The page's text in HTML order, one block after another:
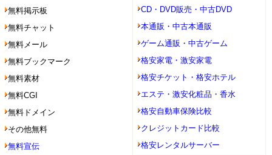
無料掲示板
無料チャット
無料メール
無料ブックマーク
無料素材
無料CGI
無料ドメイン
その他無料
無料宣伝
CD・DVD販売・中古DVD
本通販・中古本通販
ゲーム通販・中古ゲーム
格安家電・激安家電
格安チケット・格安ホテル
エステ・激安化粧品・香水
格安自動車保険比較
クレジットカード比較
格安レンタルサーバー